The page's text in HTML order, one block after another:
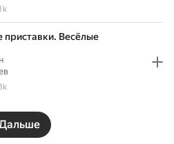
приставки. Весёлые